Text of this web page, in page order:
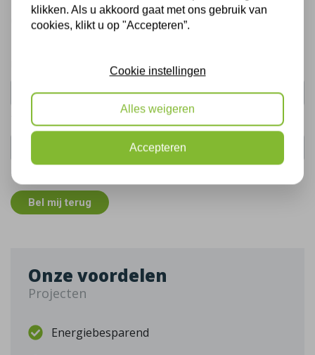
Gratis, vrijblijvend advies
Telefoonnummer:
De gegevens die u hier verstrekt vallen onder ons
Bel mij terug
Onze voordelen
Projecten
Energiebesparend
klikken. Als u akkoord gaat met ons gebruik van
cookies, klikt u op "Accepteren”.
Cookie instellingen
Alles weigeren
Accepteren